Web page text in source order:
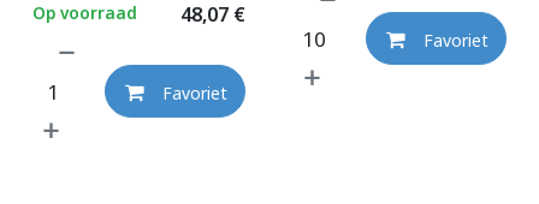
48,07€
Op voorraad
Favoriet
Favoriet